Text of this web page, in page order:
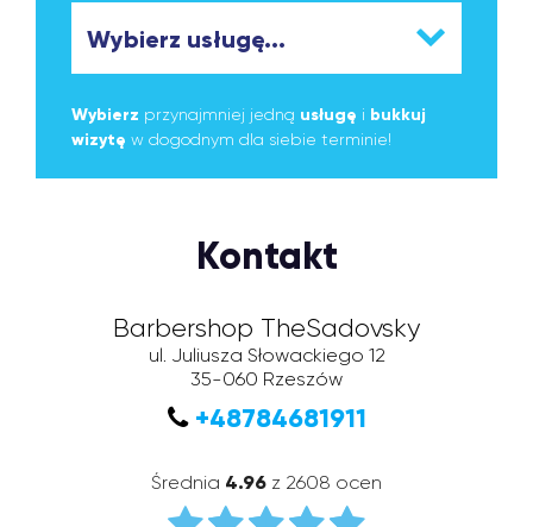
Wybierz przynajmniej jedną usługę i bukkuj
wizytę w dogodnym dla siebie terminie!
Kontakt
Barbershop TheSadovsky
ul. Juliusza Słowackiego 12
35-060 Rzeszów
+48784681911
Średnia 4.96 z 2608 ocen